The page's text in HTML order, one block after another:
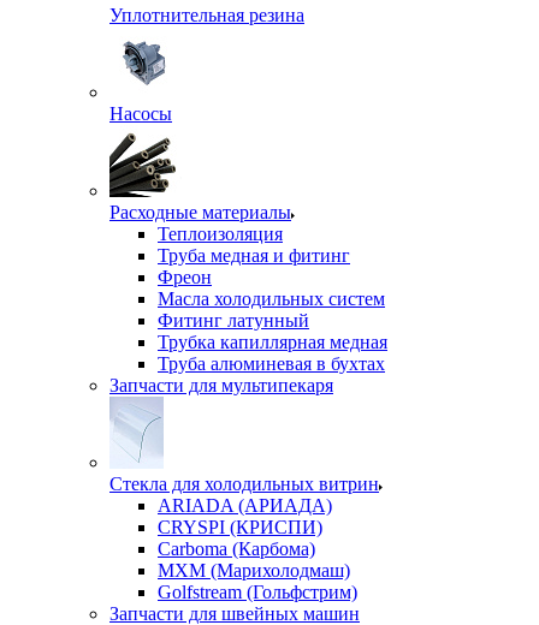
Уплотнительная резина
Насосы
Расходные материалы
Теплоизоляция
Труба медная и фитинг
Фреон
Масла холодильных систем
Фитинг латунный
Трубка капиллярная медная
Труба алюминевая в бухтах
Запчасти для мультипекаря
Стекла для холодильных витрин
ARIADA (АРИАДА)
CRYSPI (КРИСПИ)
Carboma (Карбома)
MXM (Марихолодмаш)
Golfstream (Гольфстрим)
Запчасти для швейных машин